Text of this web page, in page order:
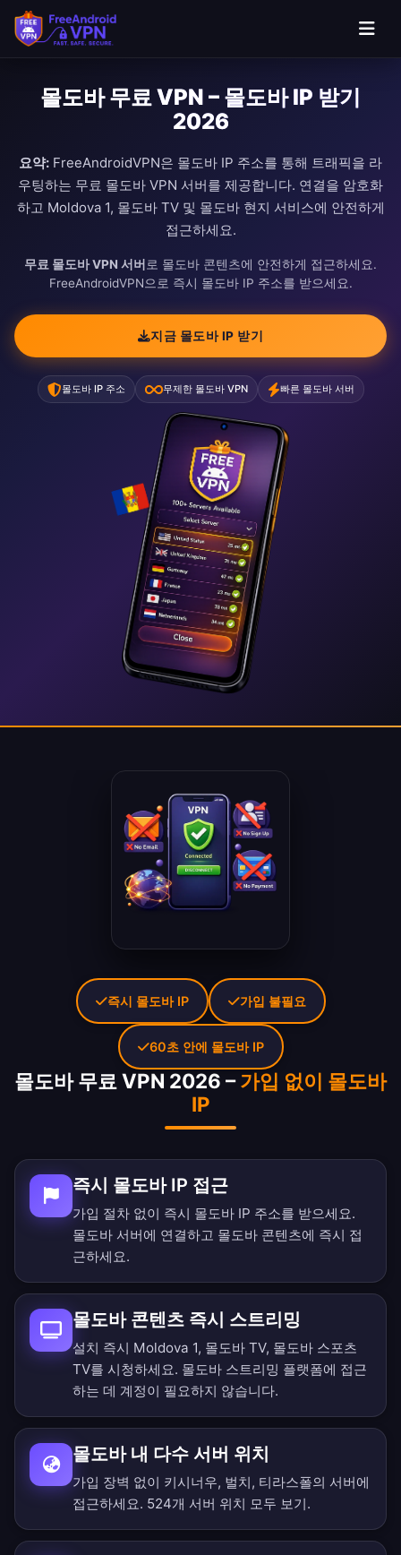
몰도바 무료 VPN – 몰도바 IP 받기
2026
요약: FreeAndroidVPN은 몰도바 IP 주소를 통해 트래픽을 라
우팅하는 무료 몰도바 VPN 서버를 제공합니다. 연결을 암호화
하고 Moldova 1, 몰도바 TV 및 몰도바 현지 서비스에 안전하게
접근하세요.
무료 몰도바 VPN 서버 로 몰도바 콘텐츠에 안전하게 접근하세요.
FreeAndroidVPN으로 즉시 몰도바 IP 주소를 받으세요.
지금 몰도바 IP 받기
몰도바 IP 주소 무제한 몰도바 VPN 빠른 몰도바 서버
몰도바 무료 VPN 2026 –가입 없이 몰도바
IP
즉시 몰도바 IP 접근
가입 절차 없이 즉시 몰도바 IP 주소를 받으세요.
몰도바 서버에 연결하고 몰도바 콘텐츠에 즉시 접
근하세요.
몰도바 콘텐츠 즉시 스트리밍
설치 즉시 Moldova 1, 몰도바 TV, 몰도바 스포츠
TV를 시청하세요. 몰도바 스트리밍 플랫폼에 접근
하는 데 계정이 필요하지 않습니다.
몰도바 내 다수 서버 위치
가입 장벽 없이 키시너우, 벌치, 티라스폴의 서버에
접근하세요. 524개 서버 위치 모두 보기.
즉시 몰도바 IP 가입 불필요
60초 안에 몰도바 IP